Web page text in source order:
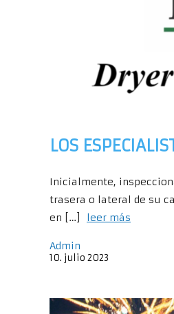
LOS
Inicialmente,
trasera o lateral de su
en […]
leer más
Admin
10. julio 2023